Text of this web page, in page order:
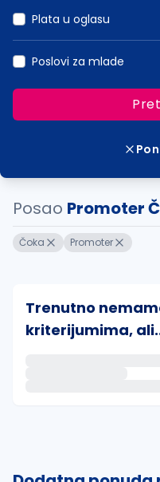
Plata u oglasu
Poslovi za mlade
Posao Promoter
Čoka Promoter
Trenutno
kriterijumima,